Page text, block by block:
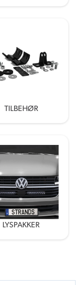
TILBEHØR
LYSPAKKER